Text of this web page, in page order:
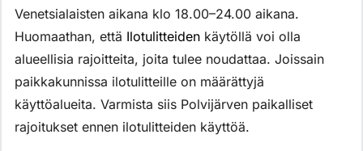
Venetsialaisten aikana klo 18.00–24.00 aikana.
Huomaathan, että Ilotulitteiden käytöllä voi olla
alueellisia rajoitteita, joita tulee noudattaa. Joissain
paikkakunnissa ilotulitteille on määrättyjä
käyttöalueita. Varmista siis Polvijärven paikalliset
rajoitukset ennen ilotulitteiden käyttöä.